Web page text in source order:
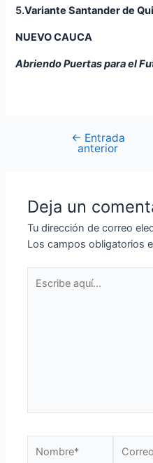
5.Variante Santander de
NUEVO CAUCA
Abriendo Puertas para el
← Entrada
anterior
Deja un
Tu dirección de correo
Los campos obligatorios